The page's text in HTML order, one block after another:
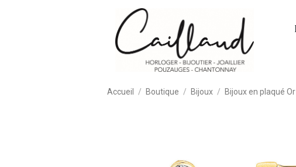
Accueil Boutique Bijoux Bijoux en plaqué Or